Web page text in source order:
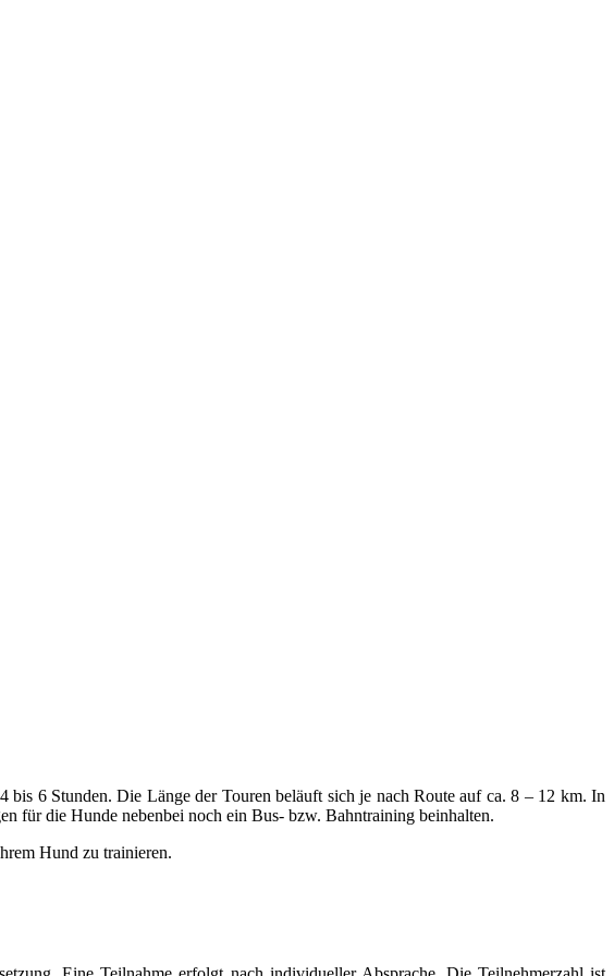
6 Stunden. Die Länge der Touren beläuft sich je nach Route auf ca. 8 – 12 km. In
für die Hunde nebenbei noch ein Bus- bzw. Bahntraining beinhalten.
Hund zu trainieren.